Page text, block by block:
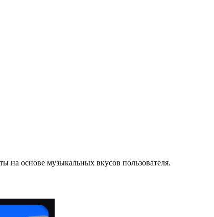
на основе музыкальных вкусов пользователя.